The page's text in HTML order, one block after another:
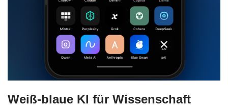
Weiß-blaue KI für Wissenschaft